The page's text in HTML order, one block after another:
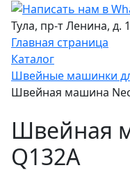
Тула, пр-т Ленина, д.
Главная страница
Каталог
Швейные машинки
Швейная машина
Швейная
Q132A